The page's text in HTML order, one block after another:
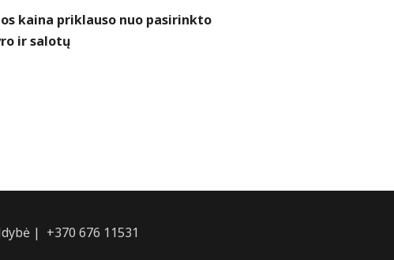
kaina priklauso nuo pasirinkto
ir salotų
| +370 676 11531